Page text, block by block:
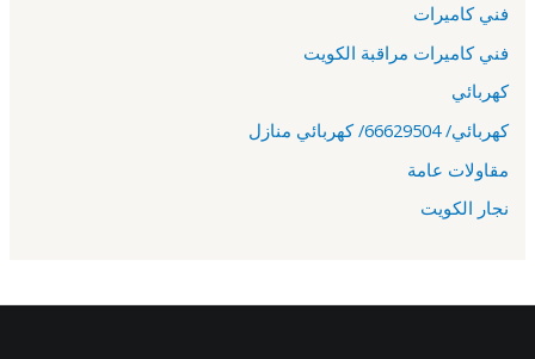
فني كاميرات
فني كاميرات مراقبة الكويت
كهربائي
كهربائي/ 66629504/ كهربائي منازل
مقاولات عامة
نجار الكويت